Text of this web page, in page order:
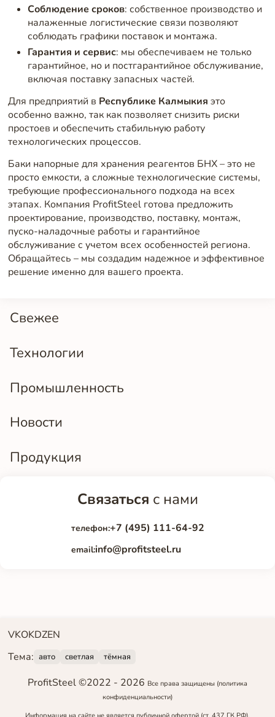
Свежее
Технологии
Промышленность
Новости
Продукция
Соблюдение сроков: собственное производство и
налаженные логистические связи позволяют
соблюдать графики поставок и монтажа.
Гарантия и сервис: мы обеспечиваем не только
гарантийное, но и постгарантийное обслуживание,
включая поставку запасных частей.
Для предприятий в Республике Калмыкия это
особенно важно, так как позволяет снизить риски
простоев и обеспечить стабильную работу
технологических процессов.
Баки напорные для хранения реагентов БНХ – это не
просто емкости, а сложные технологические системы,
требующие профессионального подхода на всех
этапах. Компания ProfitSteel готова предложить
проектирование, производство, поставку, монтаж,
пуско-наладочные работы и гарантийное
обслуживание с учетом всех особенностей региона.
Обращайтесь – мы создадим надежное и эффективное
решение именно для вашего проекта.
Связаться с нами
телефон:+7 (495) 111-64-92
email:info@profitsteel.ru
VKOKDZEN
Тема: авто светлая тёмная
ProfitSteel ©2022 - 2026 Все права защищены (политика
конфиденциальности)